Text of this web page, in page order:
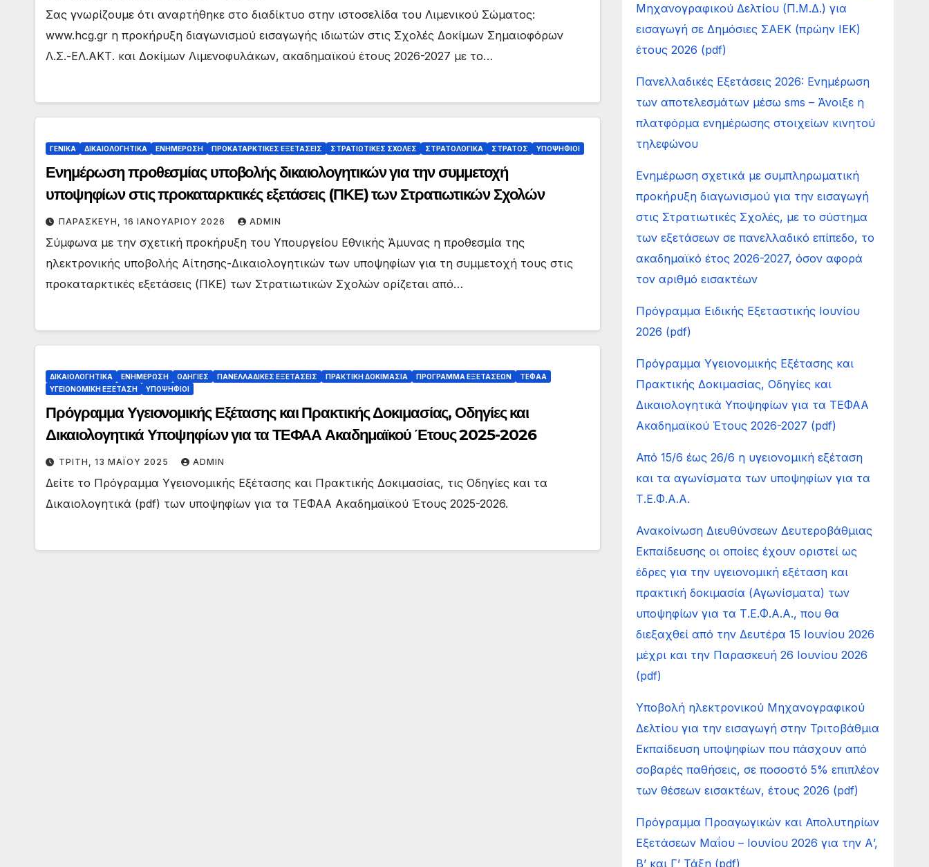
ακαδημαϊκού έτους 2026-2027
Σας γνωρίζουμε ότι αναρτήθηκε στο διαδίκτυο στην ιστοσελίδα του Λιμενικού Σώματος:
www.hcg.gr η προκήρυξη διαγωνισμού εισαγωγής ιδιωτών στις Σχολές Δοκίμων Σημαιοφόρων
Λ.Σ.-ΕΛ.ΑΚΤ. και Δοκίμων Λιμενοφυλάκων, ακαδημαϊκού έτους 2026-2027 με το…
ΓΕΝΙΚΑ ΔΙΚΑΙΟΛΟΓΗΤΙΚΑ ΕΝΗΜΕΡΩΣΗ ΠΡΟΚΑΤΑΡΚΤΙΚΕΣ ΕΞΕΤΑΣΕΙΣ ΣΤΡΑΤΙΩΤΙΚΕΣ ΣΧΟΛΕΣ ΣΤΡΑΤΟΛΟΓΙΚΑ ΣΤΡΑΤΟΣ ΥΠΟΨΗΦΙΟΙ
Ενημέρωση προθεσμίας υποβολής δικαιολογητικών για την συμμετοχή
υποψηφίων στις προκαταρκτικές εξετάσεις (ΠΚΕ) των Στρατιωτικών Σχολών
ΠΑΡΑΣΚΕΥΉ, 16 ΙΑΝΟΥΑΡΊΟΥ 2026 ADMIN
Σύμφωνα με την σχετική προκήρυξη του Υπουργείου Εθνικής Άμυνας η προθεσμία της
ηλεκτρονικής υποβολής Αίτησης-Δικαιολογητικών των υποψηφίων για τη συμμετοχή τους στις
προκαταρκτικές εξετάσεις (ΠΚΕ) των Στρατιωτικών Σχολών ορίζεται από…
ΔΙΚΑΙΟΛΟΓΗΤΙΚΑ ΕΝΗΜΕΡΩΣΗ ΟΔΗΓΙΕΣ ΠΑΝΕΛΛΑΔΙΚΕΣ ΕΞΕΤΑΣΕΙΣ ΠΡΑΚΤΙΚΗ ΔΟΚΙΜΑΣΙΑ ΠΡΟΓΡΑΜΜΑ ΕΞΕΤΑΣΕΩΝ
ΤΕΦΑΑ
ΥΓΕΙΟΝΟΜΙΚΗ ΕΞΕΤΑΣΗ
ΥΠΟΨΗΦΙΟΙ
Πρόγραμμα Υγειονομικής Εξέτασης και Πρακτικής Δοκιμασίας, Οδηγίες και
Δικαιολογητικά Υποψηφίων για τα ΤΕΦΑΑ Ακαδημαϊκού Έτους 2025-2026
ΤΡΊΤΗ, 13 ΜΑΪ́ΟΥ 2025 ADMIN
Δείτε το Πρόγραμμα Υγειονομικής Εξέτασης και Πρακτικής Δοκιμασίας, τις Οδηγίες και τα
Δικαιολογητικά (pdf) των υποψηφίων για τα ΤΕΦΑΑ Ακαδημαϊκού Έτους 2025-2026.
Μηχανογραφικού Δελτίου (Π.Μ.Δ.) για
εισαγωγή σε Δημόσιες ΣΑΕΚ (πρώην ΙΕΚ)
έτους 2026 (pdf)
Πανελλαδικές Εξετάσεις 2026: Ενημέρωση
των αποτελεσμάτων μέσω sms – Άνοιξε η
πλατφόρμα ενημέρωσης στοιχείων κινητού
τηλεφώνου
Ενημέρωση σχετικά με συμπληρωματική
προκήρυξη διαγωνισμού για την εισαγωγή
στις Στρατιωτικές Σχολές, με το σύστημα
των εξετάσεων σε πανελλαδικό επίπεδο, το
ακαδημαϊκό έτος 2026-2027, όσον αφορά
τον αριθμό εισακτέων
Πρόγραμμα Ειδικής Εξεταστικής Ιουνίου
2026 (pdf)
Πρόγραμμα Υγειονομικής Εξέτασης και
Πρακτικής Δοκιμασίας, Οδηγίες και
Δικαιολογητικά Υποψηφίων για τα ΤΕΦΑΑ
Ακαδημαϊκού Έτους 2026-2027 (pdf)
Από 15/6 έως 26/6 η υγειονομική εξέταση
και τα αγωνίσματα των υποψηφίων για τα
Τ.Ε.Φ.Α.Α.
Ανακοίνωση Διευθύνσεων Δευτεροβάθμιας
Εκπαίδευσης οι οποίες έχουν οριστεί ως
έδρες για την υγειονομική εξέταση και
πρακτική δοκιμασία (Αγωνίσματα) των
υποψηφίων για τα Τ.Ε.Φ.Α.Α., που θα
διεξαχθεί από την Δευτέρα 15 Ιουνίου 2026
μέχρι και την Παρασκευή 26 Ιουνίου 2026
(pdf)
Υποβολή ηλεκτρονικού Μηχανογραφικού
Δελτίου για την εισαγωγή στην Τριτοβάθμια
Εκπαίδευση υποψηφίων που πάσχουν από
σοβαρές παθήσεις, σε ποσοστό 5% επιπλέον
των θέσεων εισακτέων, έτους 2026 (pdf)
Πρόγραμμα Προαγωγικών και Απολυτηρίων
Εξετάσεων Μαΐου – Ιουνίου 2026 για την Α’,
Β’ και Γ’ Τάξη (pdf)